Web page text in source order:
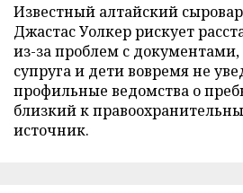
Известный алтайский
Джастас Уолкер рискует
из-за проблем с документами,
супруга и дети вовремя не
профильные ведомства о
близкий к
источник.